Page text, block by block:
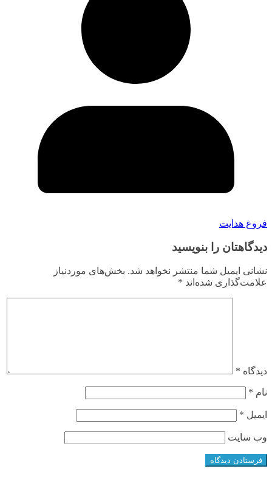
فروغ هدایت
دیدگاهتان را بنویسید
نشانی ایمیل شما منتشر نخواهد شد. بخش‌های موردنیاز
علامت‌گذاری شده‌اند *
دیدگاه *
نام *
ایمیل *
وب‌ سایت